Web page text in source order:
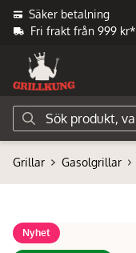
Säker betalning
Fri frakt från 999 kr*
Grillar Gasolgrillar
Nyhet